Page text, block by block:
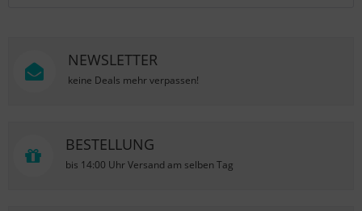
NEWSLETTER
keine Deals mehr verpassen!
BESTELLUNG
bis 14:00 Uhr Versand am selben Tag